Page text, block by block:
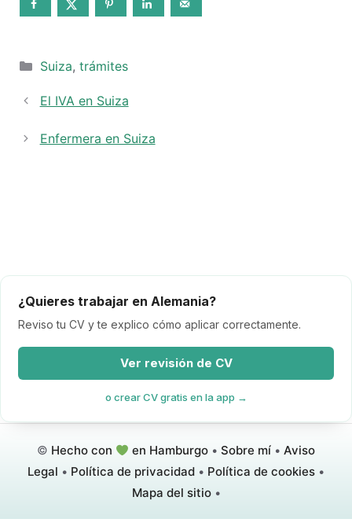
Categorías
Suiza, trámites
El IVA en Suiza
Enfermera en Suiza
¿Quieres trabajar en Alemania?
Reviso tu CV y te explico cómo aplicar correctamente.
Ver revisión de CV
o crear CV gratis en la app →
© Hecho con en Hamburgo •Sobre mí •Aviso
Legal • Política de privacidad • Política de cookies •
Mapa del sitio•